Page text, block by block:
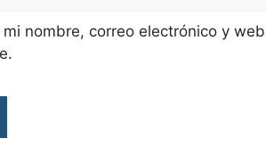
mi nombre, correo electrónico y